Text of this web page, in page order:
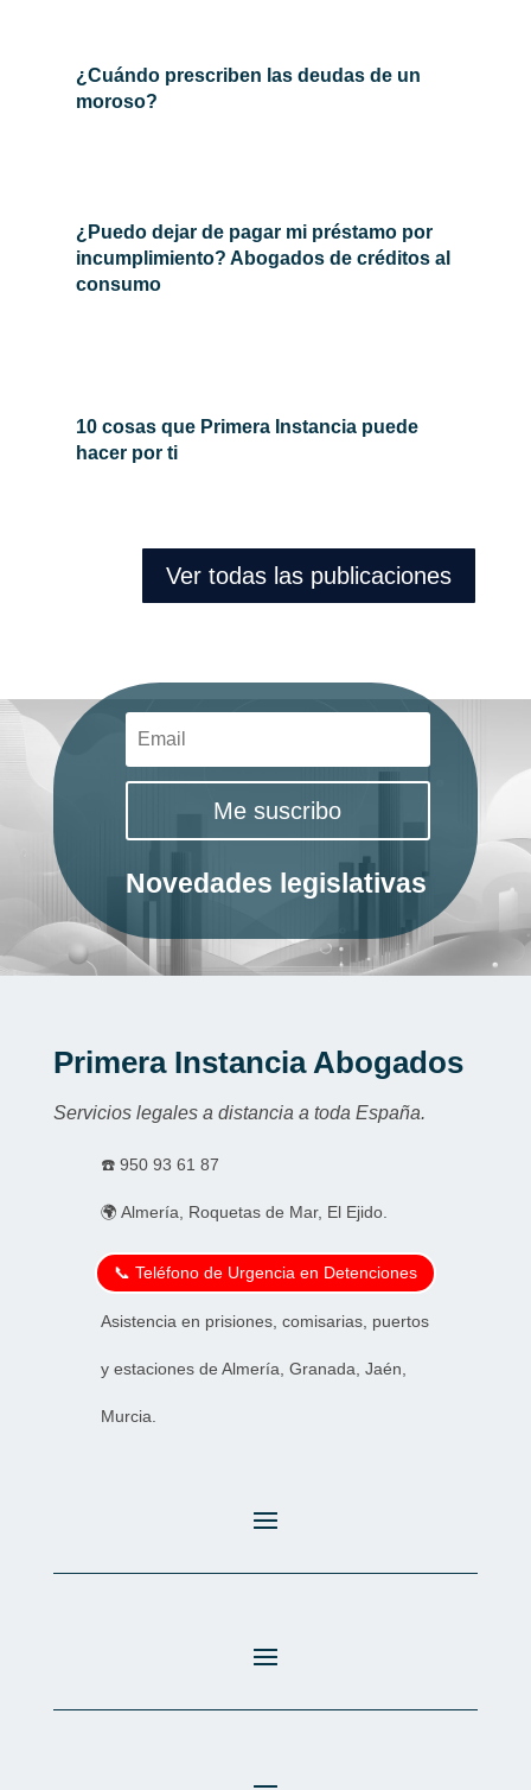
¿Cuándo prescriben las deudas de un
moroso?
¿Puedo dejar de pagar mi préstamo por
incumplimiento? Abogados de créditos al
consumo
10 cosas que Primera Instancia puede
hacer por ti
Ver todas las publicaciones
Novedades legislativas
Me suscribo
Primera Instancia Abogados
Servicios legales a distancia a toda España.
☎️ 950 93 61 87
🌍 Almería, Roquetas de Mar, El Ejido.
📞 Teléfono de Urgencia en Detenciones
Asistencia en prisiones, comisarias, puertos
y estaciones de Almería, Granada, Jaén,
Murcia.